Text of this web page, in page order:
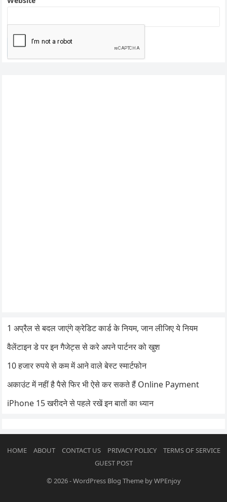
1 अप्रैल से बदल जाएंगे क्रेडिट कार्ड के नियम, जान लीजिए ये नियम
वैलेंटाइन डे पर इन गैजेट्स से करे अपने पार्टनर को खुश
10 हजार रुपये से कम में आने वाले बेस्ट स्मार्टफोन
अकाउंट में नहीं है पैसे फिर भी ऐसे कर सकते हैं Online Payment
iPhone 15 खरीदने से पहले रखें इन बातों का ध्यान
HOME ABOUT CONTACT US PRIVACY POLICY
TERMS OF SERVICE
GUEST POST
© 2026-WordPress Blog ThemebyWPEnjoy